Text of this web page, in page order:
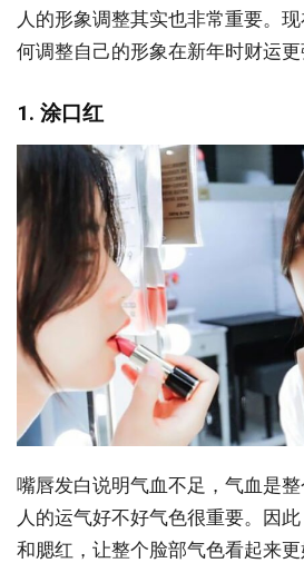
人的形象调整其实也非常重要。
何调整自己的形象在新年时财运更
1. 涂口红
嘴唇发白说明气血不足，气血是
人的运气好不好气色很重要。因
和腮红，让整个脸部气色看起来